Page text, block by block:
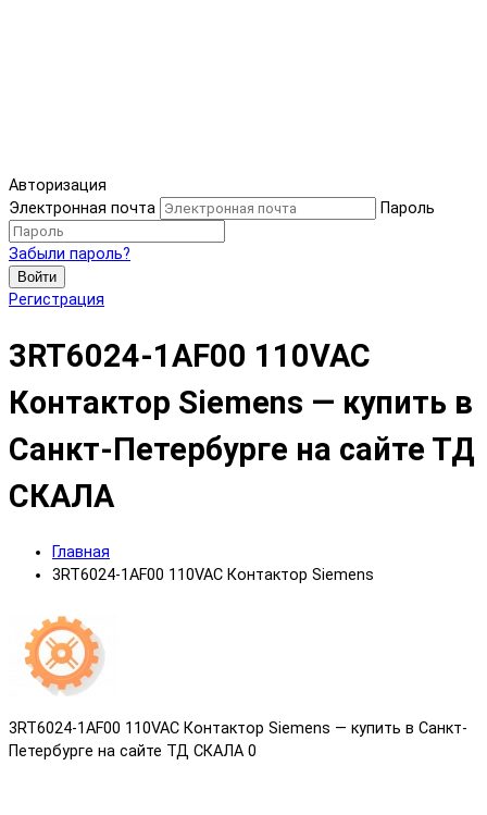
Авторизация
Электронная почта
Пароль
Забыли пароль?
Войти
Регистрация
3RT6024-1AF00 110VAC
Контактор Siemens — купить в
Санкт-Петербурге на сайте ТД
СКАЛА
Главная
3RT6024-1AF00 110VAC Контактор Siemens
3RT6024-1AF00 110VAC Контактор Siemens — купить в Санкт-
Петербурге на сайте ТД СКАЛА 0